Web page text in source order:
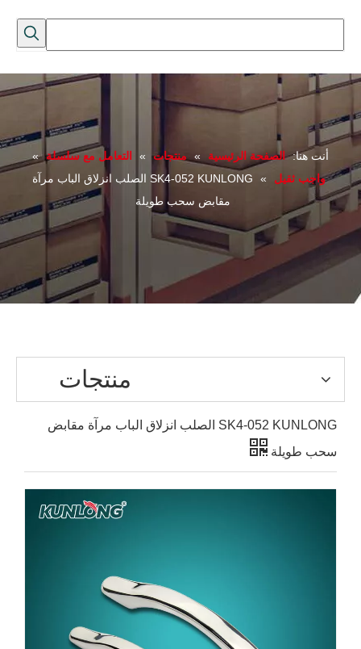
أنت هنا: الصفحة الرئيسية » منتجات » التعامل مع سلسلة »
واجب ثقيل
»
SK4-052 KUNLONG الصلب انزلاق الباب مرآة
مقابض سحب طويلة
منتجات
SK4-052 KUNLONG الصلب انزلاق الباب مرآة مقابض
سحب طويلة